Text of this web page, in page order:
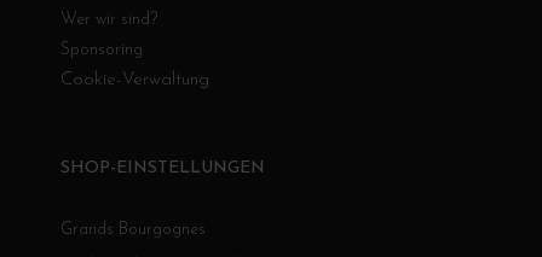
Wer wir sind?
Sponsoring
Cookie-Verwaltung
SHOP-EINSTELLUNGEN
Grands Bourgognes